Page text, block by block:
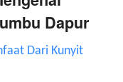
Dapur
Dari Kunyit